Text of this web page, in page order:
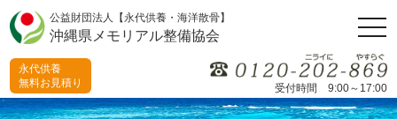
公益財団法人【永代供養・海洋散骨】
沖縄県メモリアル整備協会
受付時間 9:00～17:00
永代供養
無料お見積り